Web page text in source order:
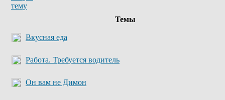
Темы
Вкусная еда
Работа. Требуется водитель
Он вам не Димон